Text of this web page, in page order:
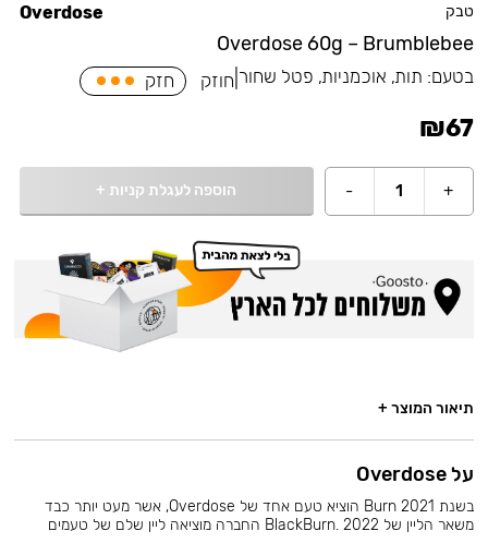
טבק
Overdose 60g – Brumblebee
Overdose
בטעם: תות, אוכמניות, פטל שחור חוזק חזק
₪67
+
1
- הוספה לעגלת קניות +
תיאור המוצר +
על Overdose
בשנת 2021 Burn הוציא טעם אחד של Overdose, אשר מעט יותר כבד
משאר הליין של BlackBurn. 2022 החברה מוציאה ליין שלם של טעמים